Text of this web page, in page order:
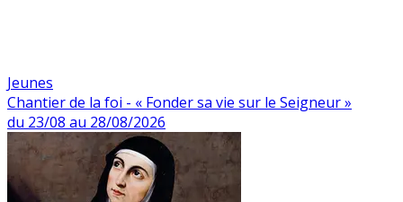
Jeunes
Chantier de la foi - « Fonder sa vie sur le Seigneur »
du 23/08 au 28/08/2026